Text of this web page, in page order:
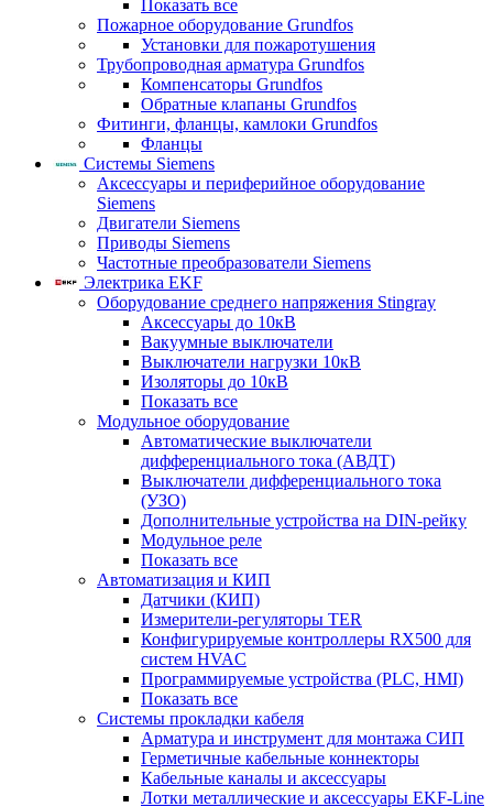
Показать все
Пожарное оборудование Grundfos
Установки для пожаротушения
Трубопроводная арматура Grundfos
Компенсаторы Grundfos
Обратные клапаны Grundfos
Фитинги, фланцы, камлоки Grundfos
Фланцы
Системы Siemens
Аксессуары и периферийное оборудование
Siemens
Двигатели Siemens
Приводы Siemens
Частотные преобразователи Siemens
Электрика EKF
Оборудование среднего напряжения Stingray
Аксессуары до 10кВ
Вакуумные выключатели
Выключатели нагрузки 10кВ
Изоляторы до 10кВ
Показать все
Модульное оборудование
Автоматические выключатели
дифференциального тока (АВДТ)
Выключатели дифференциального тока
(УЗО)
Дополнительные устройства на DIN-рейку
Модульное реле
Показать все
Автоматизация и КИП
Датчики (КИП)
Измерители-регуляторы TER
Конфигурируемые контроллеры RX500 для
систем HVAC
Программируемые устройства (PLC, HMI)
Показать все
Системы прокладки кабеля
Арматура и инструмент для монтажа СИП
Герметичные кабельные коннекторы
Кабельные каналы и аксессуары
Лотки металлические и аксессуары EKF-Line